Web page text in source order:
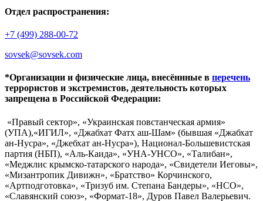
Отдел распространения:
+7 (499) 288-00-72
sovsek@sovsek.com
*Организации и физические лица, внесённные в перечень
террористов и экстремистов, деятельность которых
запрещена в Российской Федерации:
«Правый сектор», «Украинская повстанческая армия»
(УПА),«ИГИЛ», «Джабхат Фатх аш-Шам» (бывшая «Джабхат
ан-Нусра», «Джебхат ан-Нусра»), Национал-Большевистская
партия (НБП), «Аль-Каида», «УНА-УНСО», «Талибан»,
«Меджлис крымско-татарского народа», «Свидетели Иеговы»,
«Мизантропик Дивижн», «Братство» Корчинского,
«Артподготовка», «Тризуб им. Степана Бандеры», «НСО»,
«Славянский союз», «Формат-18», Дуров Павел Валерьевич.